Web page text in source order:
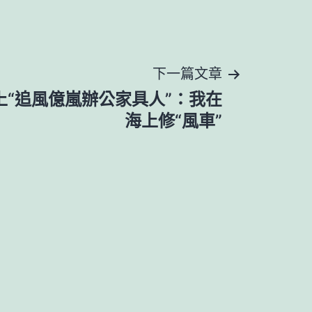
下一篇文章
追風億嵐辦公家具人”：我在
海上修“風車”